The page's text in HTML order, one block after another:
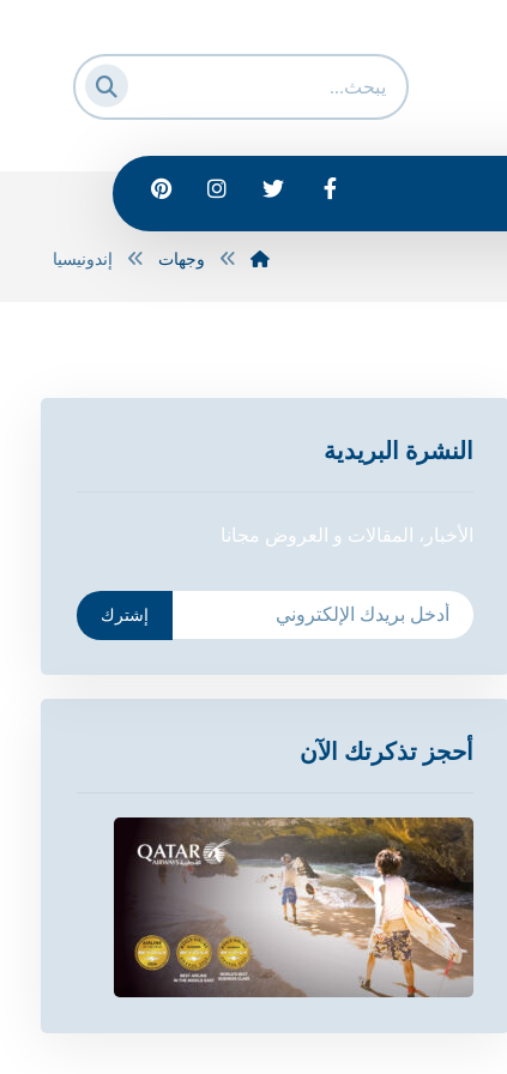
وجهات إندونيسيا
النشرة البريدية
الأخبار، المقالات و العروض مجانا
إشترك
أحجز تذكرتك الآن